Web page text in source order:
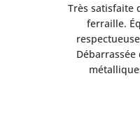
Très satisfaite
ferraille.